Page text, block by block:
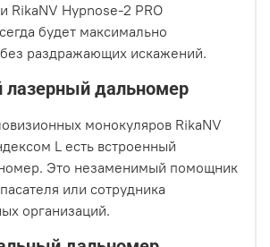
RikaNV Hypnose-2 PRO
будет максимально
раздражающих искажений.
лазерный дальномер
монокуляров RikaNV
L есть встроенный
Это незаменимый помощник
или сотрудника
организаций.